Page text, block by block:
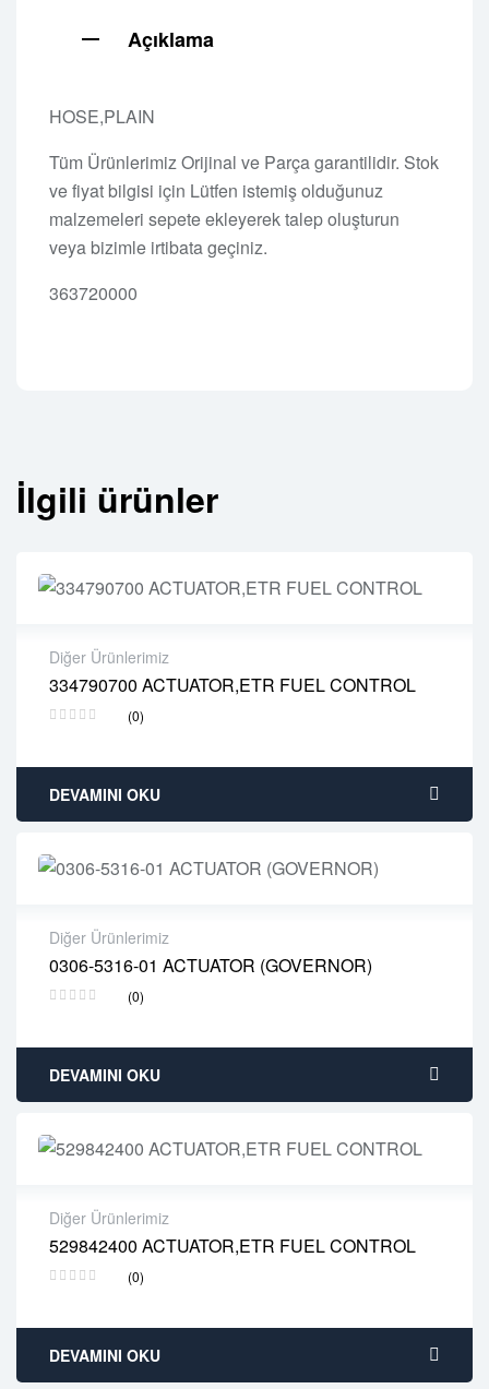
Açıklama
HOSE,PLAIN
Tüm Ürünlerimiz Orijinal ve Parça garantilidir. Stok
ve fiyat bilgisi için Lütfen istemiş olduğunuz
malzemeleri sepete ekleyerek talep oluşturun
veya bizimle irtibata geçiniz.
363720000
İlgili ürünler
Diğer Ürünlerimiz
334790700 ACTUATOR,ETR FUEL CONTROL
(0)
2 years warranty
Delivery time: 1-2 business days
DEVAMINI OKU
Diğer Ürünlerimiz
0306-5316-01 ACTUATOR (GOVERNOR)
(0)
2 years warranty
Delivery time: 1-2 business days
DEVAMINI OKU
Diğer Ürünlerimiz
529842400 ACTUATOR,ETR FUEL CONTROL
(0)
2 years warranty
Delivery time: 1-2 business days
DEVAMINI OKU